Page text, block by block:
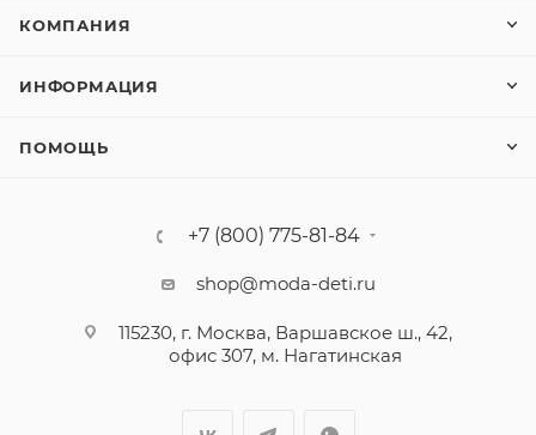
КОМПАНИЯ
ИНФОРМАЦИЯ
ПОМОЩЬ
+7 (800) 775-81-84
shop@moda-deti.ru
115230, г. Москва, Варшавское ш., 42,
офис 307, м. Нагатинская